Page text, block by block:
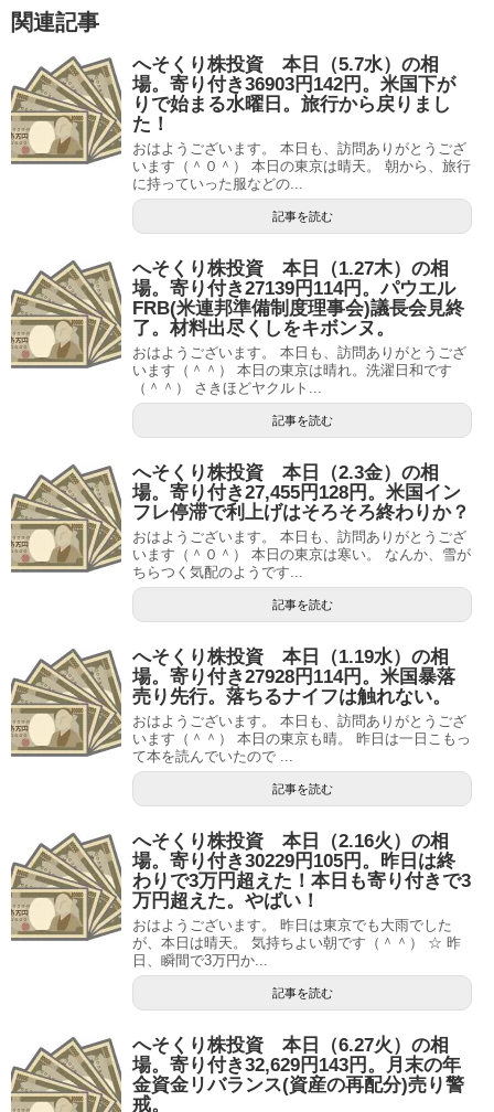
関連記事
へそくり株投資 本日（5.7水）の相
場。寄り付き36903円142円。米国下が
りで始まる水曜日。旅行から戻りまし
た！
おはようございます。 本日も、訪問ありがとうござ
います（＾０＾） 本日の東京は晴天。 朝から、旅行
に持っていった服などの...
記事を読む
へそくり株投資 本日（1.27木）の相
場。寄り付き27139円114円。パウエル
FRB(米連邦準備制度理事会)議長会見終
了。材料出尽くしをキボンヌ。
おはようございます。 本日も、訪問ありがとうござ
います（＾＾） 本日の東京は晴れ。洗濯日和です
（＾＾） さきほどヤクルト...
記事を読む
へそくり株投資 本日（2.3金）の相
場。寄り付き27,455円128円。米国イン
フレ停滞で利上げはそろそろ終わりか？
おはようございます。 本日も、訪問ありがとうござ
います（＾０＾） 本日の東京は寒い。 なんか、雪が
ちらつく気配のようです...
記事を読む
へそくり株投資 本日（1.19水）の相
場。寄り付き27928円114円。米国暴落
売り先行。落ちるナイフは触れない。
おはようございます。 本日も、訪問ありがとうござ
います（＾＾） 本日の東京も晴。 昨日は一日こもっ
て本を読んでいたので ...
記事を読む
へそくり株投資 本日（2.16火）の相
場。寄り付き30229円105円。昨日は終
わりで3万円超えた！本日も寄り付きで3
万円超えた。やばい！
おはようございます。 昨日は東京でも大雨でした
が、本日は晴天。 気持ちよい朝です（＾＾） ☆ 昨
日、瞬間で3万円か...
記事を読む
へそくり株投資 本日（6.27火）の相
場。寄り付き32,629円143円。月末の年
金資金リバランス(資産の再配分)売り警
戒。